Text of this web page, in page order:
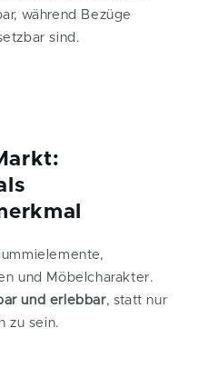
während Bezüge
sind.
und Möbelcharakter.
und erlebbar, statt nur
zu sein.